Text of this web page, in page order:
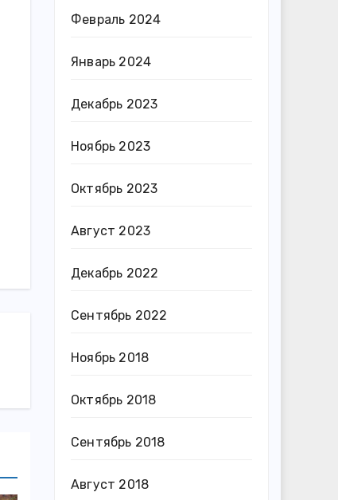
Февраль 2024
Январь 2024
Декабрь 2023
Ноябрь 2023
Октябрь 2023
Август 2023
Декабрь 2022
Сентябрь 2022
Ноябрь 2018
Октябрь 2018
Сентябрь 2018
Август 2018